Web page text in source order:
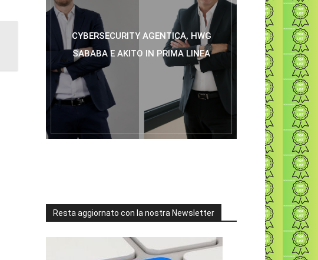
CYBERSECURITY AGENTICA, HWG
SABABA E AKITO IN PRIMA LINEA
Resta aggiornato con la nostra Newsletter